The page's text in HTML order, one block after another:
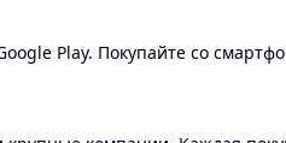
Play. Покупайте со